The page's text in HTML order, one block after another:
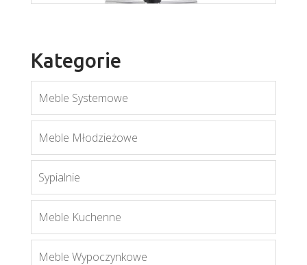
Aurelius
Kategorie
Meble Systemowe
Meble Młodzieżowe
Sypialnie
Meble Kuchenne
Meble Wypoczynkowe